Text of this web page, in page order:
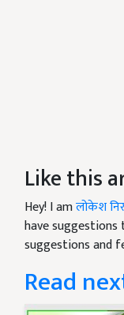
Like this
Hey! I amलोकेश
have
suggestions and
Read